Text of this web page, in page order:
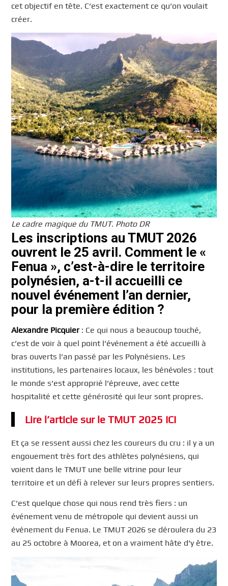
cet objectif en tête. C’est exactement ce qu’on voulait
créer.
Le cadre magique du TMUT. Photo DR
Les inscriptions au TMUT 2026
ouvrent le 25 avril. Comment le «
Fenua », c’est-à-dire le territoire
polynésien, a-t-il accueilli ce
nouvel événement l’an dernier,
pour la première édition ?
Alexandre Picquier : Ce qui nous a beaucoup touché,
c’est de voir à quel point l’événement a été accueilli à
bras ouverts l’an passé par les Polynésiens. Les
institutions, les partenaires locaux, les bénévoles : tout
le monde s’est approprié l’épreuve, avec cette
hospitalité et cette générosité qui leur sont propres.
Lire l’article sur le TMUT 2025 ICI
Et ça se ressent aussi chez les coureurs du cru : il y a un
engouement très fort des athlètes polynésiens, qui
voient dans le TMUT une belle vitrine pour leur
territoire et un défi à relever sur leurs propres sentiers.
C’est quelque chose qui nous rend très fiers : un
événement venu de métropole qui devient aussi un
événement du Fenua. Le TMUT 2026 se déroulera du 23
au 25 octobre à Moorea, et on a vraiment hâte d’y être.